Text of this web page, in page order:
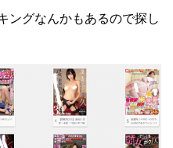
ングなんかもあるので探し